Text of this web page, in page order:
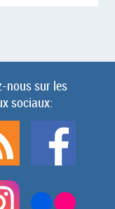
nous sur les
sociaux: